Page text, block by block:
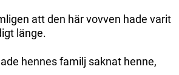
att den här vovven hade varit
länge.
hennes familj saknat henne,